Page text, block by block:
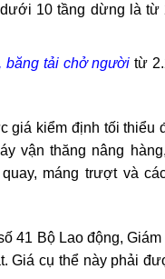
10 tầng dừng là từ
băng tải chở người từ
giá kiểm định tối thiểu
vận thăng nâng
máng trượt và
41 Bộ Lao động, Giám
Giá cụ thể này phải